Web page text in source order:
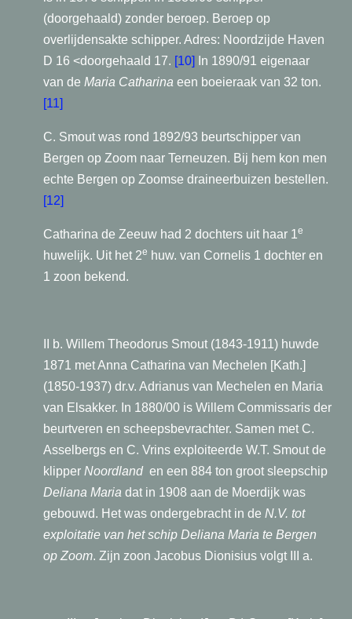
(doorgehaald) zonder beroep. Beroep op
overlijdensakte schipper. Adres: Noordzijde Haven
D 16 <doorgehaald 17. [10]
In 1890/91 eigenaar
van de Maria Catharina een boeieraak van 32 ton.
[11]
C. Smout was rond 1892/93 beurtschipper van
Bergen op Zoom naar Terneuzen. Bij hem kon men
echte Bergen op Zoomse draineerbuizen bestellen.
[12]
Catharina de Zeeuw had 2 dochters uit haar 1e
huwelijk. Uit het 2e huw. van Cornelis 1 dochter en
1 zoon bekend.
II b. Willem Theodorus Smout (1843-1911) huwde
1871 met Anna Catharina van Mechelen [Kath.]
(1850-1937) dr.v. Adrianus van Mechelen en Maria
van Elsakker. In 1880/00 is Willem Commissaris der
beurtveren en scheepsbevrachter. Samen met C.
Asselbergs en C. Vrins exploiteerde W.T. Smout de
klipper Noordland en een 884 ton groot sleepschip
Deliana Maria dat in 1908 aan de Moerdijk was
gebouwd. Het was ondergebracht in de N.V. tot
exploitatie van het schip Deliana Maria te Bergen
op Zoom. Zijn zoon Jacobus Dionisius volgt III a.